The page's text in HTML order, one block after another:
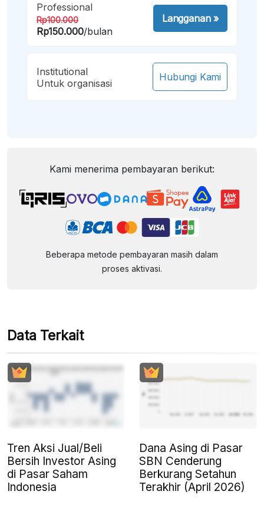
Professional
Rp100.000
Rp150.000/bulan
Langganan»
Institutional
Untuk organisasi
Hubungi Kami
Kami menerima pembayaran berikut:
Beberapa metode pembayaran masih dalam
proses aktivasi.
Data Terkait
Tren Aksi Jual/Beli
Bersih Investor Asing
di Pasar Saham
Indonesia
Dana Asing di Pasar
SBN Cenderung
Berkurang Setahun
Terakhir (April 2026)